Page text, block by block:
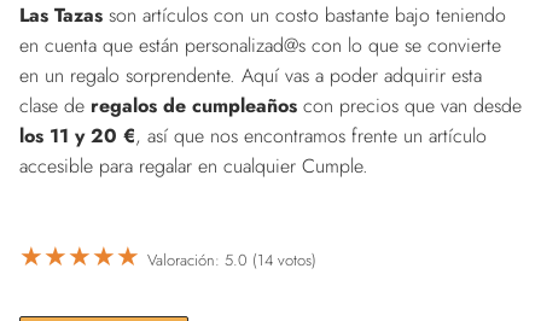
Las Tazas son artículos con un costo bastante bajo teniendo
en cuenta que están personalizad@s con lo que se convierte
en un regalo sorprendente. Aquí vas a poder adquirir esta
clase de regalos de cumpleaños con precios que van desde
los 11 y 20 €, así que nos encontramos frente un artículo
accesible para regalar en cualquier Cumple.
★★★★★ Valoración: 5.0 (14 votos)